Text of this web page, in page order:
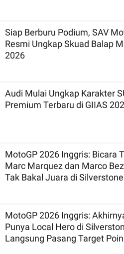
Siap Berburu Podium, SAV
Resmi Ungkap Skuad Balap
2026
Audi Mulai Ungkap Karakter
Premium Terbaru di GIIAS
MotoGP 2026 Inggris: Bicara
Marc Marquez dan Marco
Tak Bakal Juara di Silverstone
MotoGP 2026 Inggris:
Punya Local Hero di
Langsung Pasang Target Poin